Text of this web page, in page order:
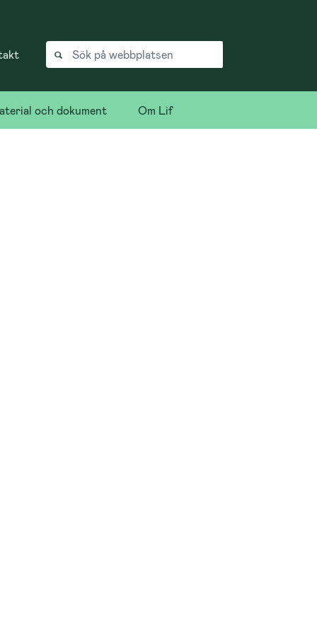
och dokument Om Lif